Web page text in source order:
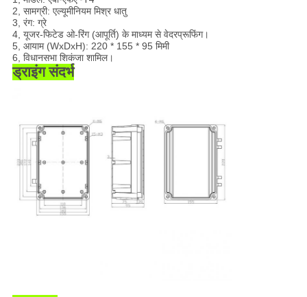
2, सामग्री: एल्यूमीनियम मिश्र धातु
3, रंग: ग्रे
4, यूजर-फिटेड ओ-रिंग (आपूर्ति) के माध्यम से वेदरप्रूफिंग।
5, आयाम (WxDxH): 220 * 155 * 95 मिमी
6, विधानसभा शिकंजा शामिल।
ड्राइंग संदर्भ